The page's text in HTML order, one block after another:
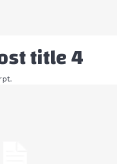
title 4